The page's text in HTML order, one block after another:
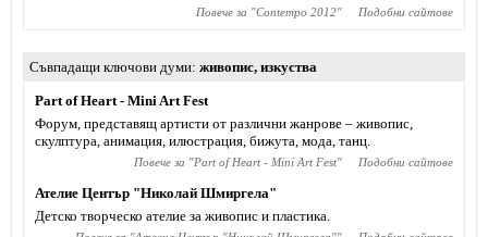
Повече за "Contempo 2012" Подобни сайтове
Съвпадащи ключови думи живопис, изкуства
Part of Heart - Mini Art Fest
Форум, представящ артисти от различни жанрове – живопис,
скулптура, анимация, илюстрация, бижута, мода, танц.
Повече за "Part of Heart - Mini Art Fest" Подобни сайтове
Ателие Център "Николай Шмиргела"
Детско творческо ателие за живопис и пластика.